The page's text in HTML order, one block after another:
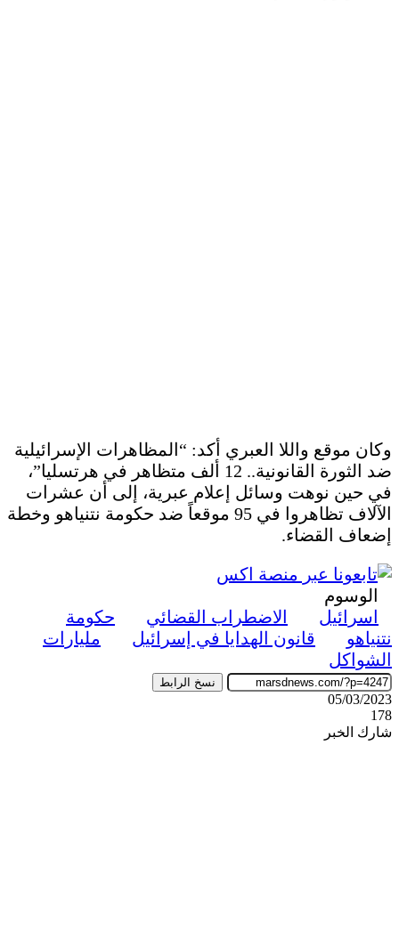
وكان موقع واللا العبري أكد: “المظاهرات الإسرائيلية
ضد الثورة القانونية.. 12 ألف متظاهر في هرتسليا”،
في حين نوهت وسائل إعلام عبرية، إلى أن عشرات
الآلاف تظاهروا في 95 موقعاً ضد حكومة نتنياهو وخطة
إضعاف القضاء.
الوسوم
اسرائيل
الاضطراب القضائي
حكومة
نتنياهو
قانون الهدايا في إسرائيل
مليارات
الشواكل
نسخ الرابط
05/03/2023
178
شارك الخبر